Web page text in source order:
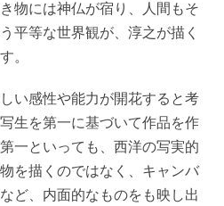
物には神仏が宿り、人間もそ
平等な世界観が、淳之が描く
。
い感性や能力が開花すると考
生を第一に基づいて作品を作
一といっても、西洋の写実的
を描くのではなく、キャンバ
ど、内面的なものをも映し出